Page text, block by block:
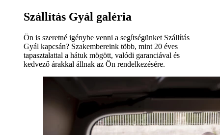
Szállítás Gyál galéria
Ön is szeretné igénybe venni a segítségünket Szállítás
Gyál kapcsán? Szakembereink több, mint 20 éves
tapasztalattal a hátuk mögött, valódi garanciával és
kedvező árakkal állnak az Ön rendelkezésére.